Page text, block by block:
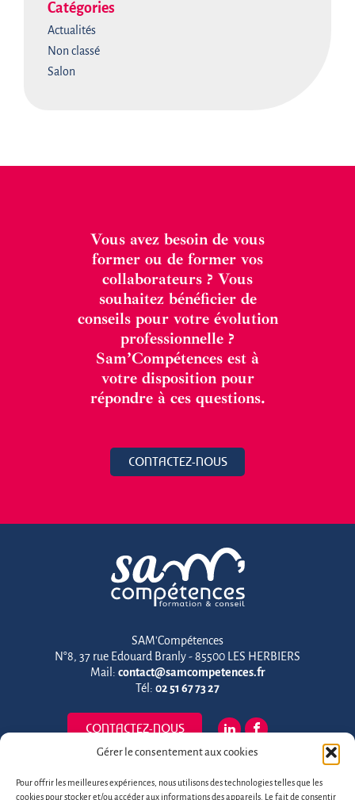
Gérer le consentement aux cookies
Pour offrir les meilleures expériences, nous utilisons des technologies telles que les
cookies pour stocker et/ou accéder aux informations des appareils. Le fait de consentir
Catégories
Actualités
Non classé
Salon
Vous avez besoin de vous
former ou de former vos
collaborateurs ? Vous
souhaitez bénéficier de
conseils pour votre évolution
professionnelle ?
Sam’Compétences est à
votre disposition pour
répondre à ces questions.
CONTACTEZ-NOUS
SAM'Compétences
N°8, 37 rue Edouard Branly - 85500 LES HERBIERS
Mail: contact@samcompetences.fr
Tél: 02 51 67 73 27
CONTACTEZ-NOUS